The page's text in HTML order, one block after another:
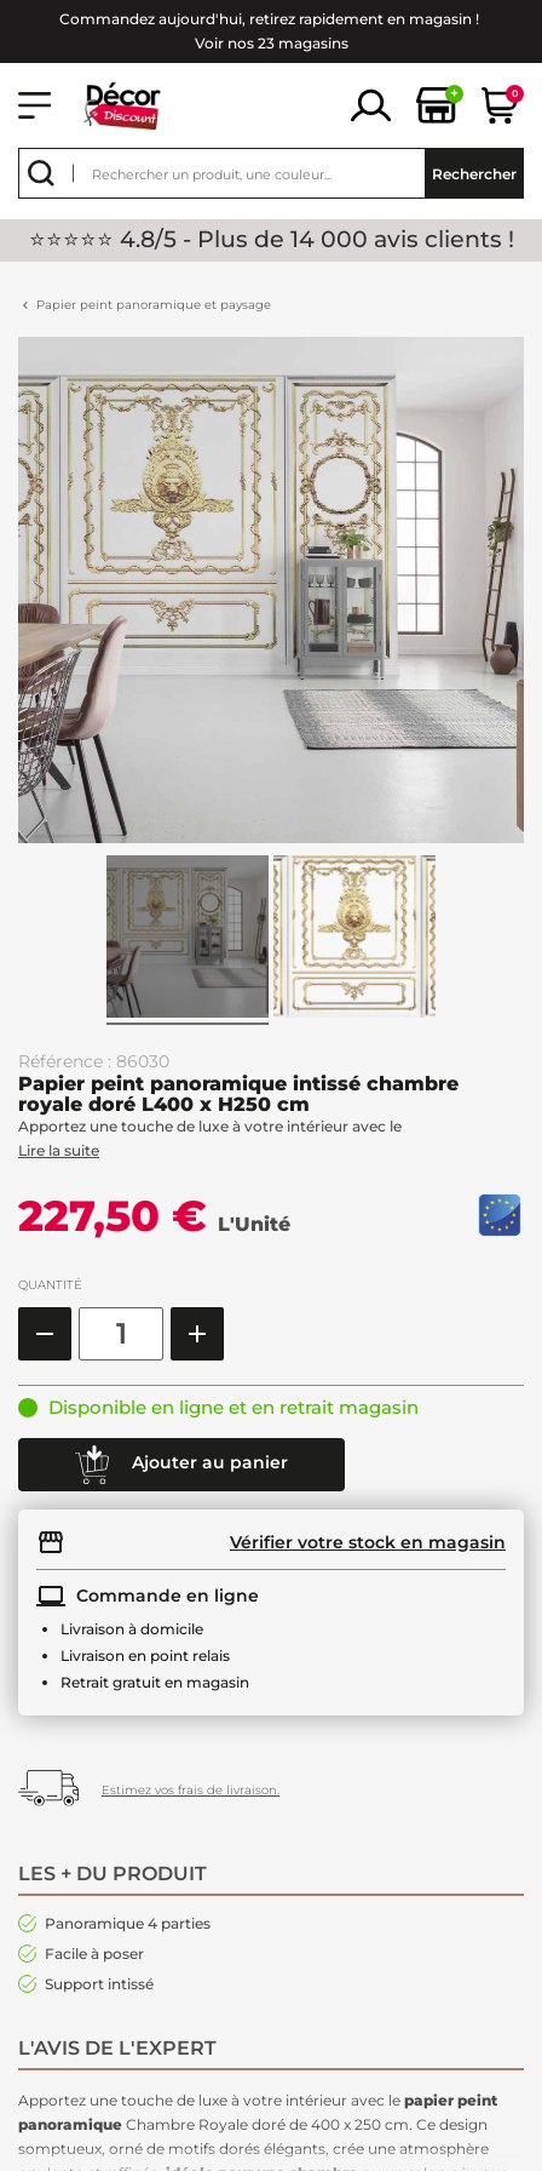
Commandez aujourd'hui, retirez rapidement en magasin !
Voir nos 23 magasins
+ 0
Rechercher
⭐⭐⭐⭐⭐ 4.8/5 - Plus de 14 000 avis clients !
Papier peint panoramique et paysage
Référence : 86030
Papier peint panoramique intissé chambre
royale doré L400 x H250 cm
Apportez une touche de luxe à votre intérieur avec le
Lire la suite
227,50 € L'Unité
QUANTITÉ
Disponible en ligne et en retrait magasin
Ajouter au panier
Vérifier votre stock en magasin
Commande en ligne
Livraison à domicile
Livraison en point relais
Retrait gratuit en magasin
Estimez vos frais de livraison.
LES + DU PRODUIT
Panoramique 4 parties
Facile à poser
Support intissé
L'AVIS DE L'EXPERT
Apportez une touche de luxe à votre intérieur avec le papier peint
panoramique Chambre Royale doré de 400 x 250 cm. Ce design
somptueux, orné de motifs dorés élégants, crée une atmosphère